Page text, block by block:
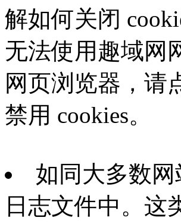
解如何关闭
无法使用趣域网
网页浏览器，请
禁用 cookies。
如同大多数
日志文件中。这